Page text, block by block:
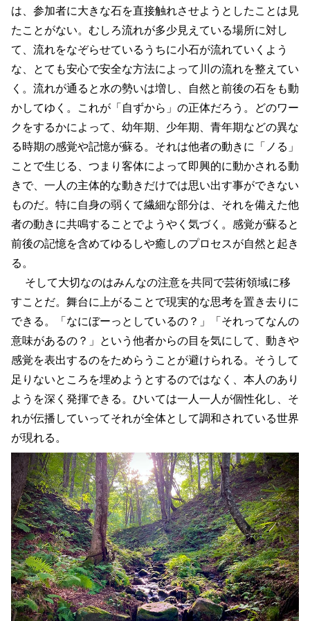
は、参加者に大きな石を直接触れさせようとしたことは見
たことがない。むしろ流れが多少見えている場所に対し
て、流れをなぞらせているうちに小石が流れていくよう
な、とても安心で安全な方法によって川の流れを整えてい
く。流れが通ると水の勢いは増し、自然と前後の石をも動
かしてゆく。これが「自ずから」の正体だろう。どのワー
クをするかによって、幼年期、少年期、青年期などの異な
る時期の感覚や記憶が蘇る。それは他者の動きに「ノる」
ことで生じる、つまり客体によって即興的に動かされる動
きで、一人の主体的な動きだけでは思い出す事ができない
ものだ。特に自身の弱くて繊細な部分は、それを備えた他
者の動きに共鳴することでようやく気づく。感覚が蘇ると
前後の記憶を含めてゆるしや癒しのプロセスが自然と起き
る。
そして大切なのはみんなの注意を共同で芸術領域に移
すことだ。舞台に上がることで現実的な思考を置き去りに
できる。「なにぼーっとしているの？」「それってなんの
意味があるの？」という他者からの目を気にして、動きや
感覚を表出するのをためらうことが避けられる。そうして
足りないところを埋めようとするのではなく、本人のあり
ようを深く発揮できる。ひいては一人一人が個性化し、そ
れが伝播していってそれが全体として調和されている世界
が現れる。